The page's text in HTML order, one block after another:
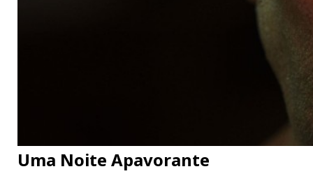
Uma Noite Apavorante